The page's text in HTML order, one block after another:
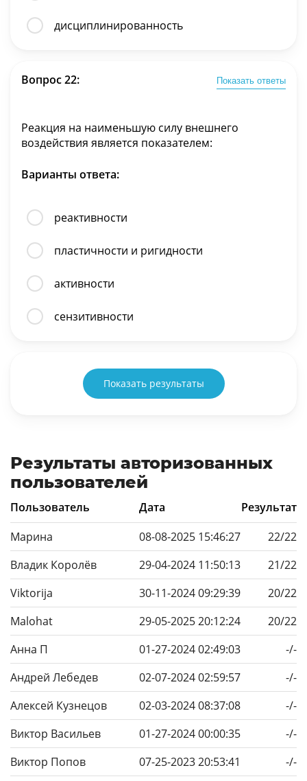
дисциплинированность
Вопрос 22: Показать ответы
Реакция на наименьшую силу внешнего
воздействия является показателем:
Варианты ответа:
реактивности
пластичности и ригидности
активности
сензитивности
Показать результаты
Результаты авторизованных
пользователей
Пользователь Дата
Результат
Марина
08-08-2025 15:46:27
22/22
Владик Королёв
29-04-2024 11:50:13
21/22
Viktorija
30-11-2024 09:29:39
20/22
Malohat
29-05-2025 20:12:24
20/22
Анна П
01-27-2024 02:49:03
-/-
Андрей Лебедев
02-07-2024 02:59:57
-/-
Алексей Кузнецов
02-03-2024 08:37:08
-/-
Виктор Васильев
01-27-2024 00:00:35
-/-
Виктор Попов
07-25-2023 20:53:41
-/-